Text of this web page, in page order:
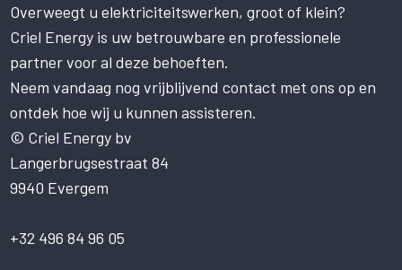
Overweegt u elektriciteitswerken, groot of klein?
Criel Energy is uw betrouwbare en professionele
partner voor al deze behoeften.
Neem vandaag nog vrijblijvend contact met ons op en
ontdek hoe wij u kunnen assisteren.
© Criel Energy bv
Langerbrugsestraat 84
9940 Evergem
+32 496 84 96 05
gebruikerservaring te verbeteren. Door
onze website te gebruiken, stemt u in met
alle cookies in overeenstemming met ons
Cookiebeleid.Lees verder
STRIKT NOODZAKELIJK
PRESTATIE
TARGETING
FUNCTIONEEL
NIET-GECLASSIFICEERD